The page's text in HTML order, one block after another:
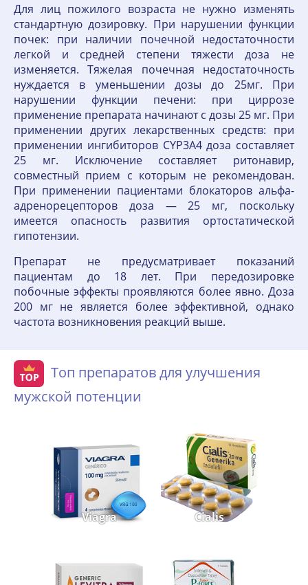
Для лиц пожилого возраста не нужно изменять
стандартную дозировку. При нарушении функции
почек: при наличии почечной недостаточности
легкой и средней степени тяжести доза не
изменяется. Тяжелая почечная недостаточность
нуждается в уменьшении дозы до 25мг. При
нарушении функции печени: при циррозе
применение препарата начинают с дозы 25 мг. При
применении других лекарственных средств: при
применении ингибиторов CYP3A4 доза составляет
25 мг. Исключение составляет ритонавир,
совместный прием с которым не рекомендован.
При применении пациентами блокаторов альфа-
адренорецепторов доза — 25 мг, поскольку
имеется опасность развития ортостатической
гипотензии.
Препарат не предусматривает показаний
пациентам до 18 лет. При передозировке
побочные эффекты проявляются более явно. Доза
200 мг не является более эффективной, однако
частота возникновения реакций выше.
Топ препаратов для улучшения
мужской потенции
Viagra Cialis